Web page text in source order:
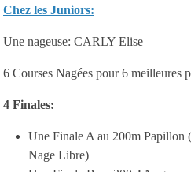
Chez les Juniors:
Une nageuse: CARLY Elise
6 Courses Nagées pour 6 meilleures
4 Finales:
Une Finale A au 200m Papillon
Nage Libre)